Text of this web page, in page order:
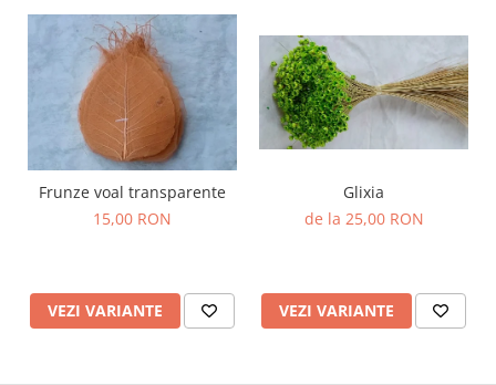
Frunze voal transparente
15,00 RON
VEZI VARIANTE
Glixia
de la 25,00 RON
VEZI VARIANTE